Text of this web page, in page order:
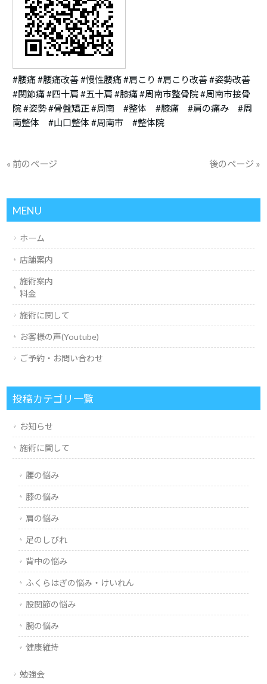
#腰痛 #腰痛改善 #慢性腰痛 #肩こり #肩こり改善 #姿勢改善
#関節痛 #四十肩 #五十肩 #膝痛 #周南市整骨院 #周南市接骨
院 #姿勢 #骨盤矯正 #周南 #整体 #膝痛 #肩の痛み #周
南整体 #山口整体 #周南市 #整体院
« 前のページ 後のページ »
MENU
ホーム
店舗案内
施術案内
料金
施術に関して
お客様の声(Youtube)
ご予約・お問い合わせ
投稿カテゴリ一覧
お知らせ
施術に関して
腰の悩み
膝の悩み
肩の悩み
足のしびれ
背中の悩み
ふくらはぎの悩み・けいれん
股関節の悩み
腕の悩み
健康維持
勉強会